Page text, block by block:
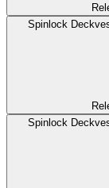
Spinlock
Spinlock